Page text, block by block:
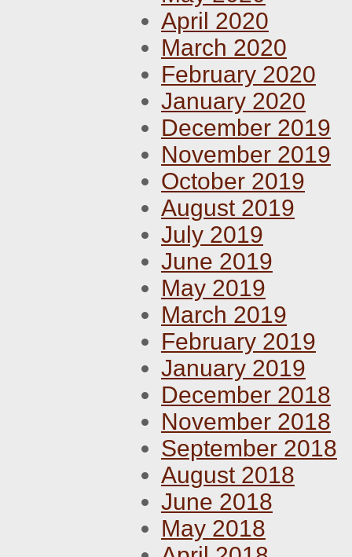
April 2020
March 2020
February 2020
January 2020
December 2019
November 2019
October 2019
August 2019
July 2019
June 2019
May 2019
March 2019
February 2019
January 2019
December 2018
November 2018
September 2018
August 2018
June 2018
May 2018